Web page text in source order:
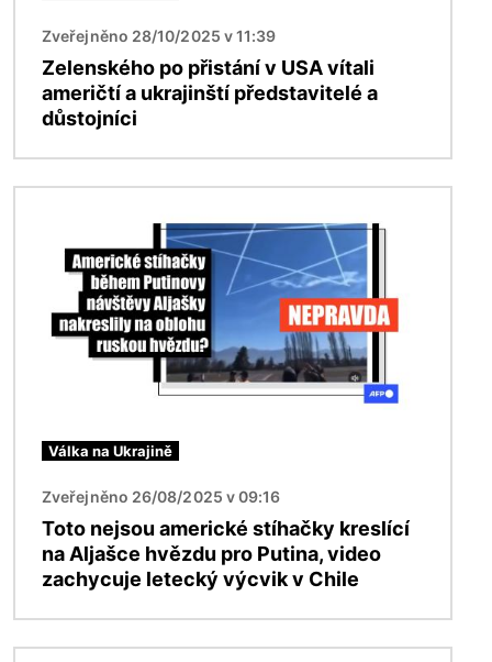
Zveřejněno 28/10/2025 v 11:39
Zelenského po přistání v USA vítali
američtí a ukrajinští představitelé a
důstojníci
Válka na Ukrajině
Zveřejněno 26/08/2025 v 09:16
Toto nejsou americké stíhačky kreslící
na Aljašce hvězdu pro Putina, video
zachycuje letecký výcvik v Chile